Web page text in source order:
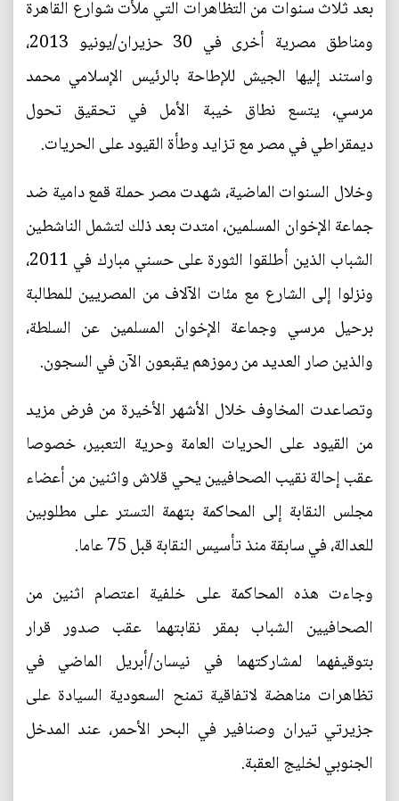
بعد ثلاث سنوات من التظاهرات التي ملأت شوارع القاهرة
ومناطق مصرية أخرى في 30 حزيران/يونيو 2013،
واستند إليها الجيش للإطاحة بالرئيس الإسلامي محمد
مرسي، يتسع نطاق خيبة الأمل في تحقيق تحول
ديمقراطي في مصر مع تزايد وطأة القيود على الحريات.
وخلال السنوات الماضية، شهدت مصر حملة قمع دامية ضد
جماعة الإخوان المسلمين، امتدت بعد ذلك لتشمل الناشطين
الشباب الذين أطلقوا الثورة على حسني مبارك في 2011،
ونزلوا إلى الشارع مع مئات الآلاف من المصريين للمطالبة
برحيل مرسي وجماعة الإخوان المسلمين عن السلطة،
والذين صار العديد من رموزهم يقبعون الآن في السجون.
وتصاعدت المخاوف خلال الأشهر الأخيرة من فرض مزيد
من القيود على الحريات العامة وحرية التعبير، خصوصا
عقب إحالة نقيب الصحافيين يحي قلاش واثنين من أعضاء
مجلس النقابة إلى المحاكمة بتهمة التستر على مطلوبين
للعدالة، في سابقة منذ تأسيس النقابة قبل 75 عاما.
وجاءت هذه المحاكمة على خلفية اعتصام اثنين من
الصحافيين الشباب بمقر نقابتهما عقب صدور قرار
بتوقيفهما لمشاركتهما في نيسان/أبريل الماضي في
تظاهرات مناهضة لاتفاقية تمنح السعودية السيادة على
جزيرتي تيران وصنافير في البحر الأحمر، عند المدخل
الجنوبي لخليج العقبة.